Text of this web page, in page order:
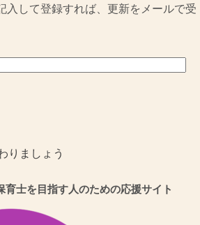
入して登録すれば、更新をメールで受
りましょう
育士を目指す人のための応援サイト